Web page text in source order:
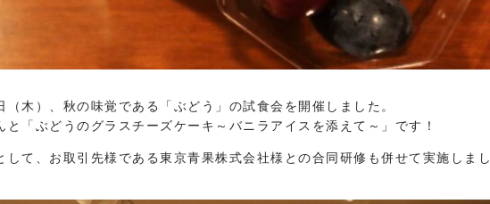
（木）、秋の味覚である「ぶどう」の試食会を開催しました。
と「ぶどうのグラスチーズケーキ～バニラアイスを添えて～」です！
して、お取引先様である東京青果株式会社様との合同研修も併せて実施しまし